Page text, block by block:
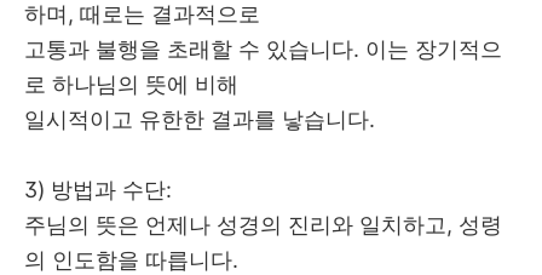
하며 , 때로는 결과적으로
고통과 불행을 초래할 수 있습니다. 이는 장기적으
로 하나님의 뜻에 비해
일시적이고 유한한 결과를 낳습니다.
3) 방법과 수단:
주님의 뜻은 언제나 성경의 진리와 일치하고 , 성령
의 인도함을 따릅니다.